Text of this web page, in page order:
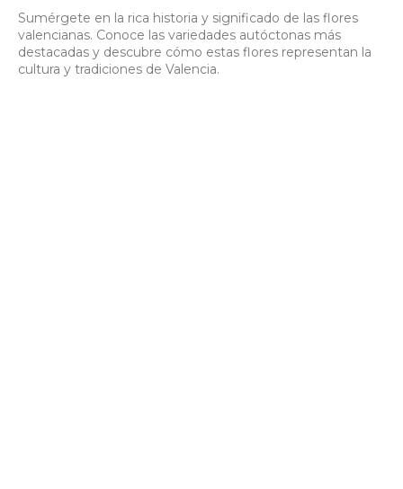
Sumérgete en la rica historia y significado de las flores
valencianas. Conoce las variedades autóctonas más
destacadas y descubre cómo estas flores representan la
cultura y tradiciones de Valencia.